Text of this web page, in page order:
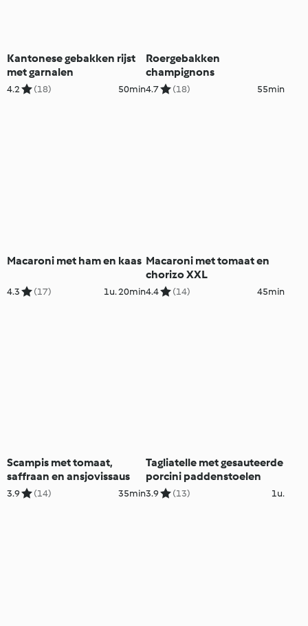
Kantonese gebakken rijst
met garnalen
4.2 (18) 50min
Roergebakken
champignons
4.7 (18) 55min
Macaroni met ham en kaas
4.3 (17) 1u. 20min
Macaroni met tomaat en
chorizo XXL
4.4 (14) 45min
Scampis met tomaat,
saffraan en ansjovissaus
3.9 (14) 35min
Tagliatelle met gesauteerde
porcini paddenstoelen
3.9 (13) 1u.